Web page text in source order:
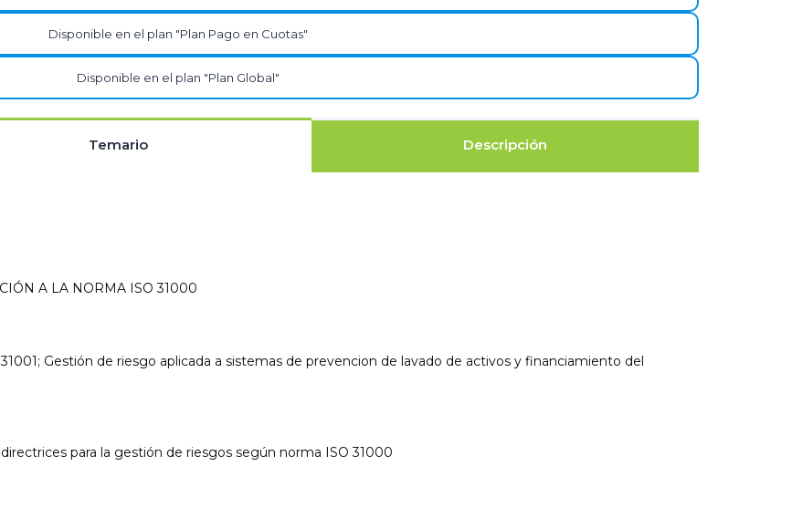
Disponible en el plan "Plan Pago en Cuotas"
Disponible en el plan "Plan Global"
Temario Descripción
A LA NORMA ISO 31000
Gestión de riesgo aplicada a sistemas de prevencion de lavado de activos y financiamiento del
para la gestión de riesgos según norma ISO 31000